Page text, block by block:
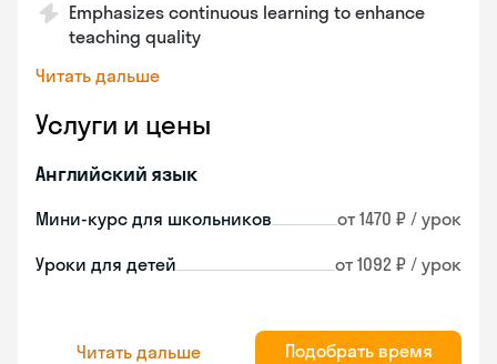
Emphasizes continuous learning to enhance
teaching quality
Читать дальше
Услуги и цены
Английский язык
Мини-курс для школьников от 1470 ₽ / урок
Уроки для детей от 1092 ₽ / урок
Читать дальше Подобрать время